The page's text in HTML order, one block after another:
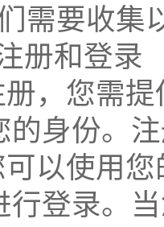
需要收集
册和登录
，您需
的身份。
以使用
行登录。